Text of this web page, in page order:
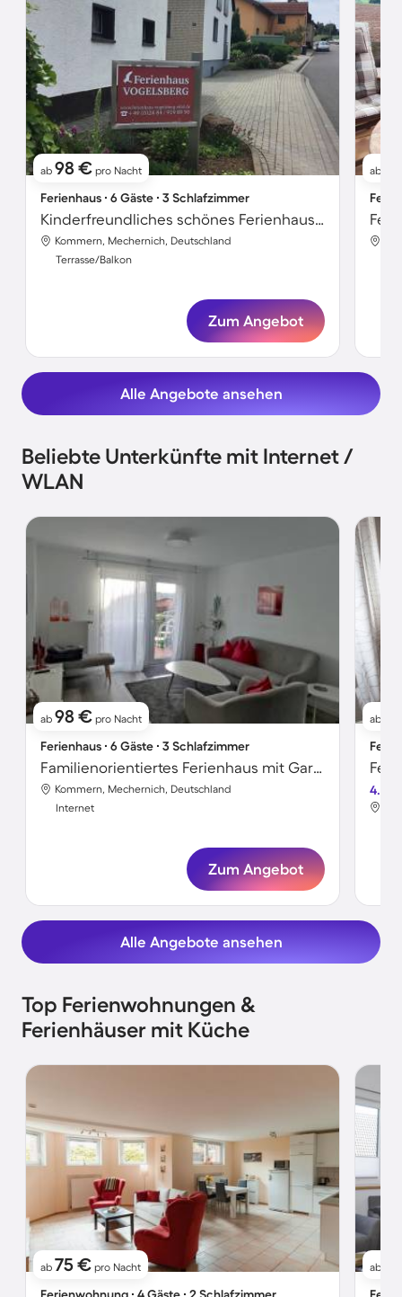
ab 98 € pro Nacht
Ferienhaus ∙ 6 Gäste ∙ 3 Schlafzimmer
Kinderfreundliches schönes Ferienhaus mit Garten, Grill und Terrasse
Kommern, Mechernich, Deutschland
Terrasse/Balkon
Zum Angebot
ab
Alle Angebote ansehen
Beliebte Unterkünfte mit Internet /
WLAN
ab 98 € pro Nacht
Ferienhaus ∙ 6 Gäste ∙ 3 Schlafzimmer
Familienorientiertes Ferienhaus mit Garten, Grill und Terrasse
Kommern, Mechernich, Deutschland
Internet
Zum Angebot
ab
4.8
Alle Angebote ansehen
Top Ferienwohnungen &
Ferienhäuser mit Küche
ab 75 € pro Nacht ab